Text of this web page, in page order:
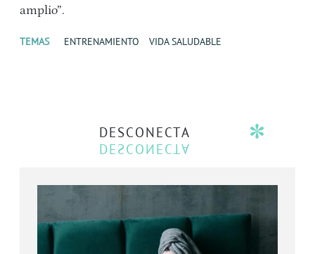
amplio”.
TEMAS ENTRENAMIENTO VIDA SALUDABLE
DESCONECTA